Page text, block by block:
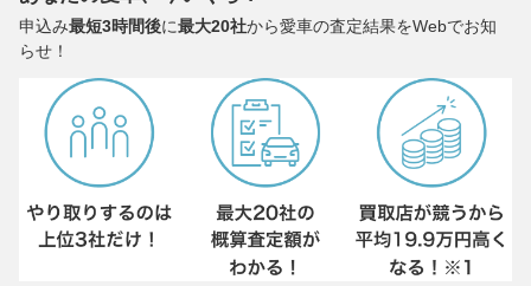
申込み最短3時間後に最大20社から愛車の査定結果をWebでお知
らせ！